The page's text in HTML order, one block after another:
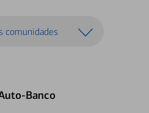
comunidades
Banco